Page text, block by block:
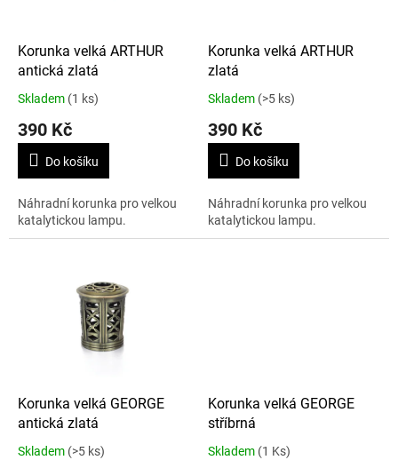
Korunka velká ARTHUR
antická zlatá
Skladem (1 ks)
390 Kč
Do košíku
Náhradní korunka pro velkou
katalytickou lampu.
Korunka velká ARTHUR
zlatá
Skladem (>5 ks)
390 Kč
Do košíku
Náhradní korunka pro velkou
katalytickou lampu.
Korunka velká GEORGE
antická zlatá
Skladem (>5 ks)
Korunka velká GEORGE
stříbrná
Skladem (1 Ks)